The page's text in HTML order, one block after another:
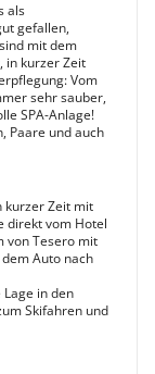
als
gefallen,
mit dem
in kurzer Zeit
Vom
sehr sauber,
SPA-Anlage!
Paare und auch
kurzer Zeit mit
direkt vom Hotel
von Tesero mit
Auto nach
in den
Skifahren und